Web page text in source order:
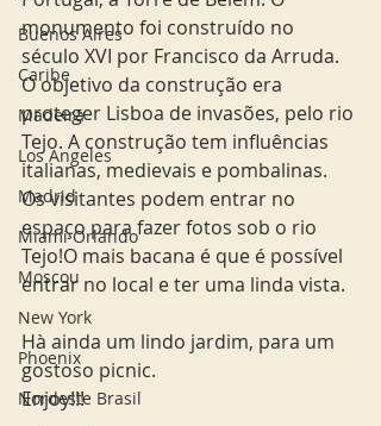
Buenos Aires
Caribe
Madeira
Los Angeles
Madrid
Miami Orlando
Moscou
New York
Phoenix
Nordeste Brasil
monumento foi construído no
século XVI por Francisco da Arruda.
O objetivo da construção era
proteger Lisboa de invasões, pelo rio
Tejo. A construção tem influências
italianas, medievais e pombalinas.
Os visitantes podem entrar no
espaço para fazer fotos sob o rio
Tejo!O mais bacana é que é possível
entrar no local e ter uma linda vista.
Hà ainda um lindo jardim, para um
gostoso picnic.
Enjoy!!!